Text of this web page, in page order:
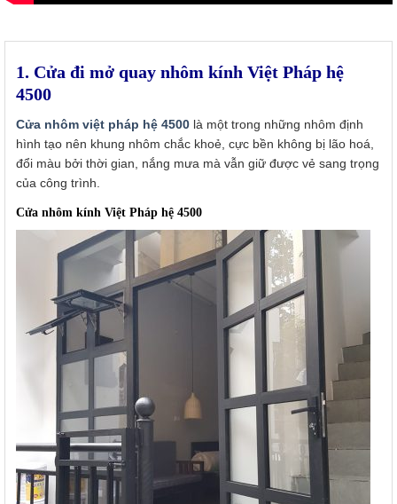
1. Cửa đi mở quay nhôm kính Việt Pháp hệ
4500
Cửa nhôm việt pháp hệ 4500 là một trong những nhôm định
hình tạo nên khung nhôm chắc khoẻ, cực bền không bị lão hoá,
đổi màu bởi thời gian, nắng mưa mà vẫn giữ được vẻ sang trọng
của công trình.
Cửa nhôm kính Việt Pháp hệ 4500